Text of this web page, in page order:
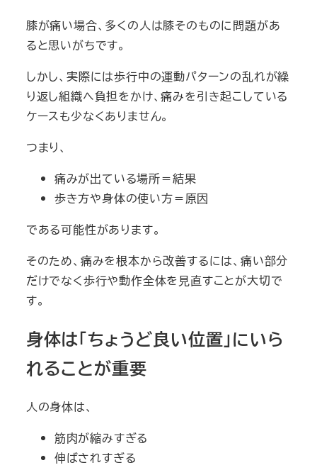
膝が痛い場合、多くの人は膝そのものに問題があ
ると思いがちです。
しかし、実際には歩行中の運動パターンの乱れが繰
り返し組織へ負担をかけ、痛みを引き起こしている
ケースも少なくありません。
つまり、
痛みが出ている場所＝結果
歩き方や身体の使い方＝原因
である可能性があります。
そのため、痛みを根本から改善するには、痛い部分
だけでなく歩行や動作全体を見直すことが大切で
す。
身体は「ちょうど良い位置」にいら
れることが重要
人の身体は、
筋肉が縮みすぎる
伸ばされすぎる